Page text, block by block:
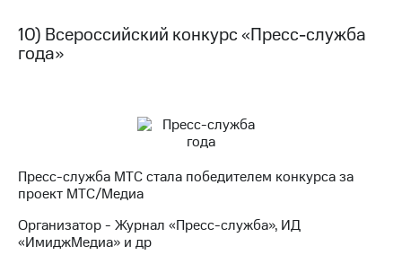
10) Всероссийский конкурс «Пресс-служба
года»
Пресс-служба МТС стала победителем конкурса за
проект МТС/Медиа
Организатор - Журнал «Пресс-служба», ИД
«ИмиджМедиа» и др